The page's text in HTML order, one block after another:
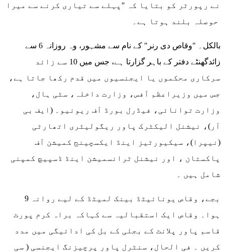
نے رپورٹر کو بتایا کہ "پہلے سے تیاری کرنے سے میرا
بالکل۔ "وقاص دی رنر" کے نام سے مشہور، وہ روزانہ 6 سے
زائدگھنٹے دفتر کے باہر گزارتا ہے، جس میں 10 سے زائد
سرکاری محکموں یا ایجنسیوں میں قدم رکھا جاتا ہے،
جس میں وزیراعظم آفس، وزارت داخلہ، سٹی ہال،
وزارت توانائی، فیڈرل بورڈ آف ریونیو۔ (ایف بی
آر)، نیشنل الیکٹرک پاور ریگولیٹری اتھارٹی
(نیپرا)، سیکیورٹیز اینڈ ایکسچینج کمیشن آف
پاکستان ، اور نیشنل ٹرانسمیشن اینڈ ڈسپیچ کمپنی
شامل ہیں ۔
9 بجے، وقاص یونائیٹڈ بینک لمیٹڈ کے لیے روانہ
ہوا۔ وقاص ایک استقبالیہ سے کہاکہ براہ کرم پورٹ
قاسم پاور پلانٹ کے بجلی کے بل کی ادائیگی میں مدد
کریں ۔ فی الحال، سنٹرل پاور پرچیزنگ ایجنسی ( سی